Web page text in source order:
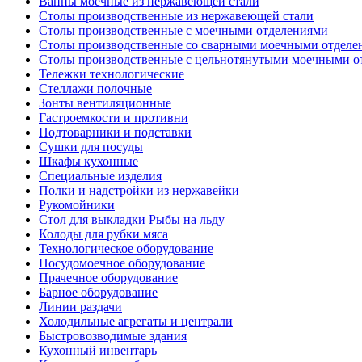
Столы производственные из нержавеющей стали
Столы производственные с моечными отделениями
Столы производственные со сварными моечными
Столы производственные с цельнотянутыми моечными
Тележки технологические
Стеллажи полочные
Зонты вентиляционные
Гастроемкости и противни
Подтоварники и подставки
Сушки для посуды
Шкафы кухонные
Специальные изделия
Полки и надстройки из нержавейки
Рукомойники
Стол для выкладки Рыбы на льду
Колоды для рубки мяса
Технологическое оборудование
Посудомоечное оборудование
Прачечное оборудование
Барное оборудование
Линии раздачи
Холодильные агрегаты и централи
Быстровозводимые здания
Кухонный инвентарь